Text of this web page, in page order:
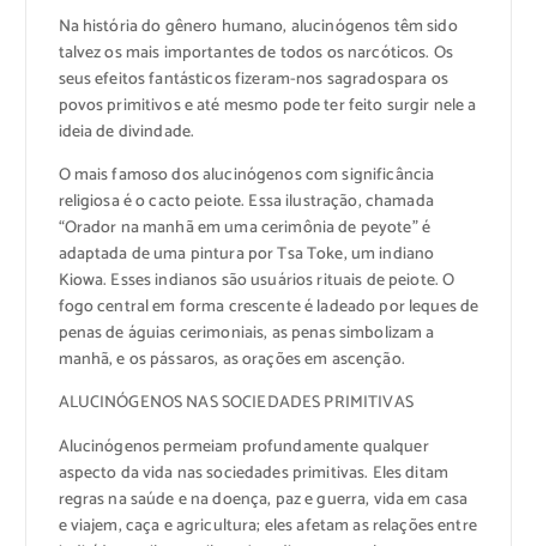
Na história do gênero humano, alucinógenos têm sido
talvez os mais importantes de todos os narcóticos. Os
seus efeitos fantásticos fizeram-nos sagradospara os
povos primitivos e até mesmo pode ter feito surgir nele a
ideia de divindade.
O mais famoso dos alucinógenos com significância
religiosa é o cacto peiote. Essa ilustração, chamada
“Orador na manhã em uma cerimônia de peyote” é
adaptada de uma pintura por Tsa Toke, um indiano
Kiowa. Esses indianos são usuários rituais de peiote. O
fogo central em forma crescente é ladeado por leques de
penas de águias cerimoniais, as penas simbolizam a
manhã, e os pássaros, as orações em ascenção.
ALUCINÓGENOS NAS SOCIEDADES PRIMITIVAS
Alucinógenos permeiam profundamente qualquer
aspecto da vida nas sociedades primitivas. Eles ditam
regras na saúde e na doença, paz e guerra, vida em casa
e viajem, caça e agricultura; eles afetam as relações entre